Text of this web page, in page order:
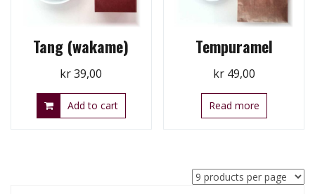
Tang (wakame)
kr39,00
Add to cart
Tempuramel
kr49,00
Read more